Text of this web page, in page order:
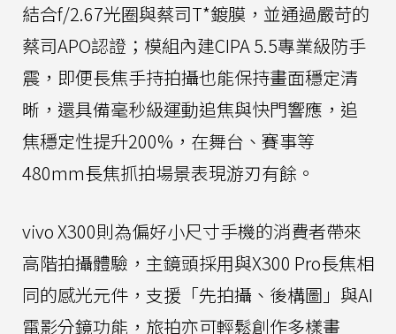
結合f/2.67光圈與蔡司T*鍍膜，並通過嚴苛的
蔡司APO認證；模組內建CIPA 5.5專業級防手
震，即便長焦手持拍攝也能保持畫面穩定清
晰，還具備毫秒級運動追焦與快門響應，追
焦穩定性提升200%，在舞台、賽事等
480mm長焦抓拍場景表現游刃有餘。
vivo X300則為偏好小尺寸手機的消費者帶來
高階拍攝體驗，主鏡頭採用與X300 Pro長焦相
同的感光元件，支援「先拍攝、後構圖」與AI
電影分鏡功能，旅拍亦可輕鬆創作多樣畫